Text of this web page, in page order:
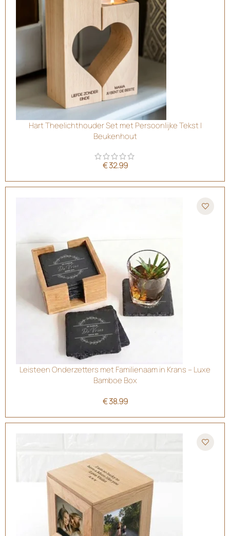
Hart Theelichthouder Set met Persoonlijke Tekst |
Beukenhout
€32.99
Leisteen Onderzetters met Familienaam in Krans – Luxe
Bamboe Box
€38.99